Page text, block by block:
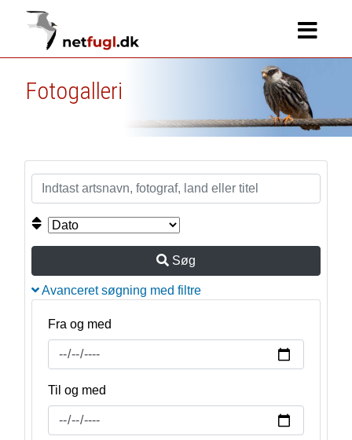
Fotogalleri
Søg
Avanceret søgning med filtre
Fra og med
Til og med